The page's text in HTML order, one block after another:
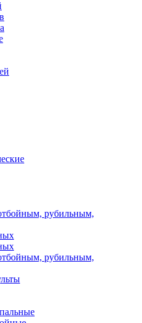
рубильным,
рубильным,